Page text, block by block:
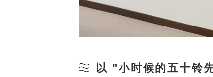
以 "小时候的五十铃